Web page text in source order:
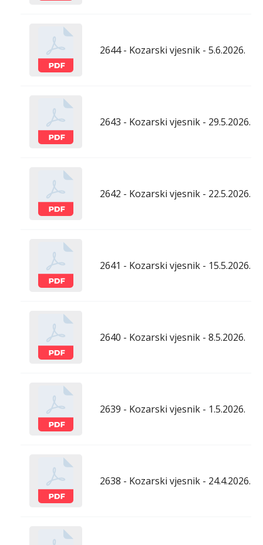
2644 - Kozarski vjesnik - 5.6.2026.
2643 - Kozarski vjesnik - 29.5.2026.
2642 - Kozarski vjesnik - 22.5.2026.
2641 - Kozarski vjesnik - 15.5.2026.
2640 - Kozarski vjesnik - 8.5.2026.
2639 - Kozarski vjesnik - 1.5.2026.
2638 - Kozarski vjesnik - 24.4.2026.